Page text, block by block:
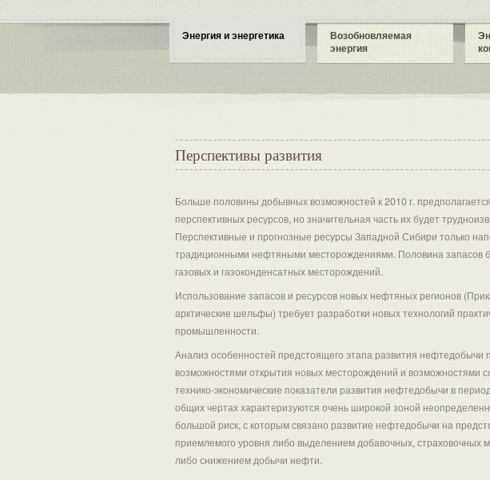
Энергия и энергетика
Возобновляемая
энергия
Перспективы развития
Больше половины добывных возможностей к 2010 г.
перспективных ресурсов, но значительная часть их будет
Перспективные и прогнозные ресурсы Западной Сибири только
традиционными нефтяными месторождениями. Половина запасов
газовых и газоконденсатных месторождений.
Использование запасов и ресурсов новых нефтяных регионов
арктические шельфы) требует разработки новых технологий
промышленности.
Анализ особенностей предстоящего этапа развития нефтедобычи
возможностями открытия новых месторождений и возможностями
технико-экономические показатели развития нефтедобычи в
общих чертах характеризуются очень широкой зоной
большой риск, с которым связано развитие нефтедобычи на
приемлемого уровня либо выделением добавочных, страховочных
либо снижением добычи нефти.